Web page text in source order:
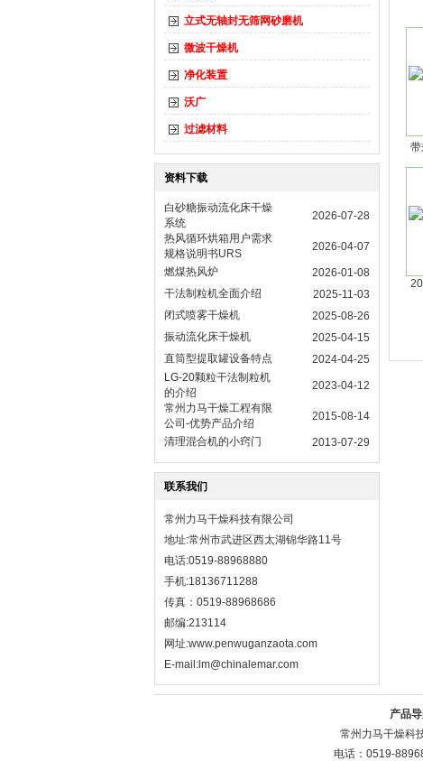
立式无轴封无筛网砂磨机
微波干燥机
净化装置
沃广
过滤材料
资料下载
白砂糖振动流化床干燥
系统
2026-07-28
热风循环烘箱用户需求
规格说明书URS
2026-04-07
燃煤热风炉
2026-01-08
干法制粒机全面介绍
2025-11-03
闭式喷雾干燥机
2025-08-26
振动流化床干燥机
2025-04-15
直筒型提取罐设备特点
2024-04-25
LG-20颗粒干法制粒机
的介绍
2023-04-12
常州力马干燥工程有限
公司-优势产品介绍
2015-08-14
清理混合机的小窍门
2013-07-29
联系我们
常州力马干燥科技有限公司
地址:常州市武进区西太湖锦华路11号
电话:0519-88968880
手机:18136711288
传真：0519-88968686
邮编:213114
网址:www.penwuganzaota.com
E-mail:lm@chinalemar.com
产品导
常州力马干燥科
电话：0519-